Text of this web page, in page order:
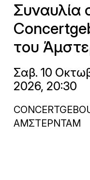
Συναυλία
του
Σαβ. 10
2026, 20:30
ΑΜΣΤΕΡΝΤΑΜ